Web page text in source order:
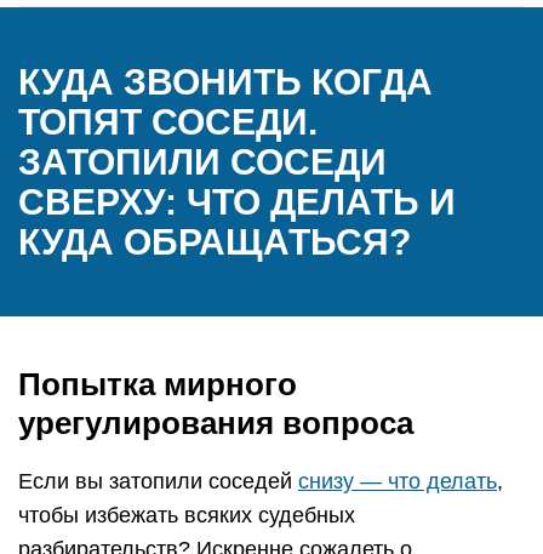
КУДА ЗВОНИТЬ КОГДА
ТОПЯТ СОСЕДИ.
ЗАТОПИЛИ СОСЕДИ
СВЕРХУ: ЧТО ДЕЛАТЬ И
КУДА ОБРАЩАТЬСЯ?
Попытка мирного
урегулирования вопроса
Если вы затопили соседей снизу — что делать,
чтобы избежать всяких судебных
разбирательств? Искренне сожалеть о